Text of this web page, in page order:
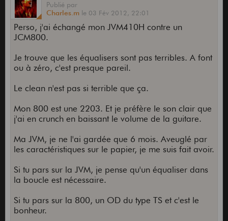
Publié par
Charles.m le 03 Fév 2012, 22:01
Perso, j'ai échangé mon JVM410H contre un
JCM800.
Je trouve que les équalisers sont pas terribles. A font
ou à zéro, c'est presque pareil.
Le clean n'est pas si terrible que ça.
Mon 800 est une 2203. Et je préfère le son clair que
j'ai en crunch en baissant le volume de la guitare.
Ma JVM, je ne l'ai gardée que 6 mois. Aveuglé par
les caractéristiques sur le papier, je me suis fait avoir.
Si tu pars sur la JVM, je pense qu'un équaliser dans
la boucle est nécessaire.
Si tu pars sur la 800, un OD du type TS et c'est le
bonheur.